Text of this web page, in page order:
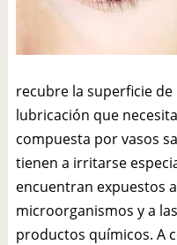
recubre la superficie
lubricación que
compuesta por vasos
tienen a irritarse
encuentran expuestos
microorganismos y a
productos químicos. A